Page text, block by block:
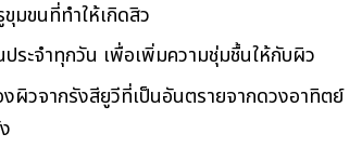
มขนที่ทำให้เกิดสิว
ระจำทุกวัน เพื่อเพิ่มความชุ่มชื้นให้กับผิว
ผิวจากรังสียูวีที่เป็นอันตรายจากดวงอาทิตย์